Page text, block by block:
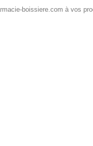
boissiere.com à vos